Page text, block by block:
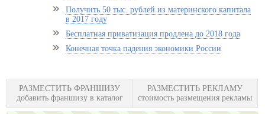
Получить 50 тыс. рублей из материнского капитала
в 2017 году
Бесплатная приватизация продлена до 2018 года
Конечная точка падения экономики России
РАЗМЕСТИТЬ ФРАНШИЗУ
добавить франшизу в каталог
РАЗМЕСТИТЬ РЕКЛАМУ
стоимость размещения рекламы